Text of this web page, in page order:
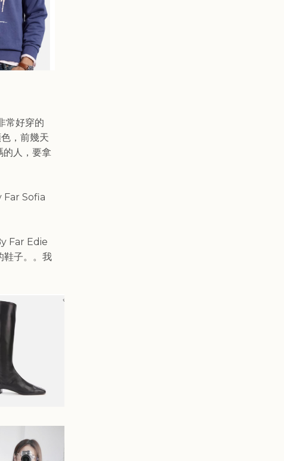
常好穿的
，前幾天
的人，要拿
Far Sofia
Far Edie
子。 。我